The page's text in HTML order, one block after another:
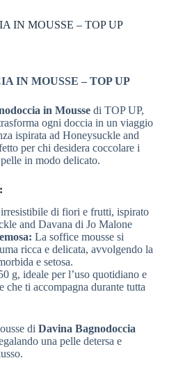
IN MOUSSE – TOP UP
IN MOUSSE – TOP UP
in Mousse di TOP UP,
ogni doccia in un viaggio
ispirata ad Honeysuckle and
per chi desidera coccolare i
in modo delicato.
di fiori e frutti, ispirato
and Davana di Jo Malone
La soffice mousse si
ricca e delicata, avvolgendo la
e setosa.
g, ideale per l’uso quotidiano e
che ti accompagna durante tutta
di Davina Bagnodoccia
una pelle detersa e